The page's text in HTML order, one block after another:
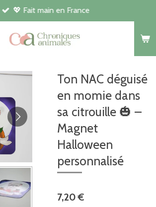
💖 Fait main en France
Ton NAC déguisé
en momie dans
sa citrouille 🎃 –
Magnet
Halloween
personnalisé
7,20 €